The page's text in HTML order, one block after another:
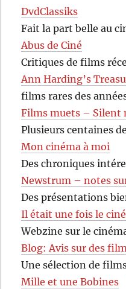
DvdClassiks
Fait la part belle au
Abus de Ciné
Critiques de films
Ann Harding’s
films rares des
Films muets – Silent
Plusieurs centaines
Mon cinéma à moi
Des chroniques
Newstrum – notes
Des présentations
Il était une fois le
Webzine sur le
Blog: Avis sur des
Une sélection de
Mille et une Bobines